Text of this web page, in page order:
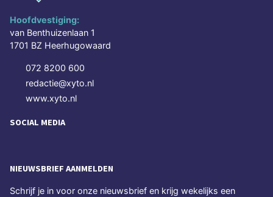
Hoofdvestiging:
van Benthuizenlaan 1
1701 BZ Heerhugowaard
072 8200 600
redactie@xyto.nl
www.xyto.nl
SOCIAL MEDIA
NIEUWSBRIEF AANMELDEN
Schrijf je in voor onze nieuwsbrief en krijg wekelijks een